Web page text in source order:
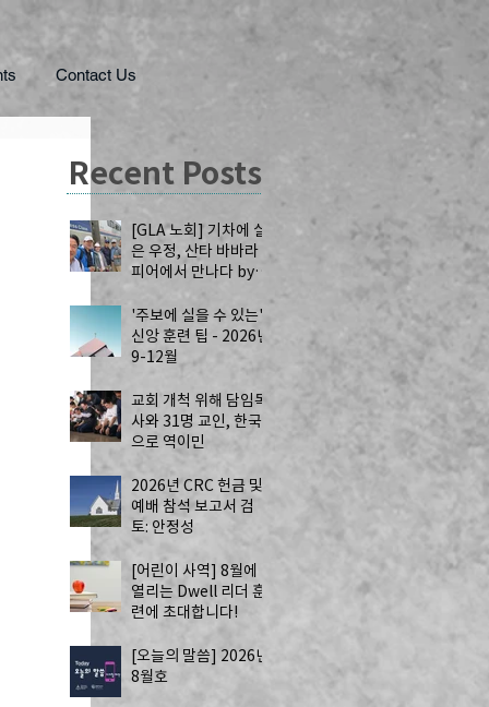
Contact Us
Recent Posts
[GLA 노회] 기차에 실
은 우정, 산타 바바라
피어에서 만나다 by
'주보에 실을 수 있는'
신앙 훈련 팁 - 2026년
9-12월
교회 개척 위해 담임목
사와 31명 교인, 한국
으로 역이민
2026년 CRC 헌금 및
예배 참석 보고서 검
토: 안정성
[어린이 사역] 8월에
열리는 Dwell 리더 훈
련에 초대합니다!
[오늘의 말씀] 2026년
8월호